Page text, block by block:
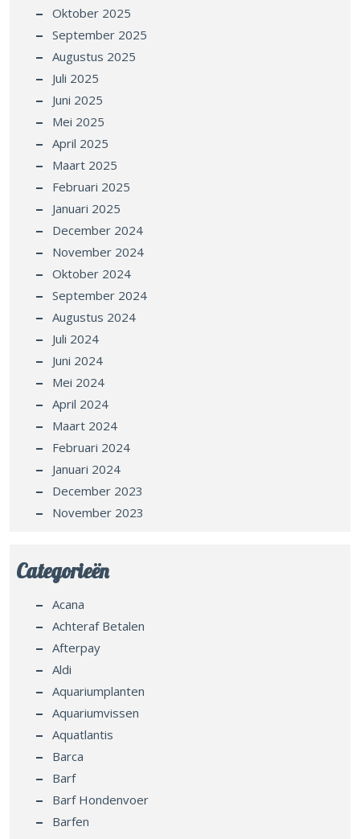
Oktober 2025
September 2025
Augustus 2025
Juli 2025
Juni 2025
Mei 2025
April 2025
Maart 2025
Februari 2025
Januari 2025
December 2024
November 2024
Oktober 2024
September 2024
Augustus 2024
Juli 2024
Juni 2024
Mei 2024
April 2024
Maart 2024
Februari 2024
Januari 2024
December 2023
November 2023
Categorieën
Acana
Achteraf Betalen
Afterpay
Aldi
Aquariumplanten
Aquariumvissen
Aquatlantis
Barca
Barf
Barf Hondenvoer
Barfen